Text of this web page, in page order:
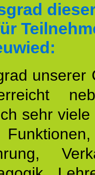
unserer
sehr